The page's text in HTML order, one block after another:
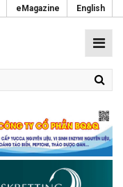
eMagazine English